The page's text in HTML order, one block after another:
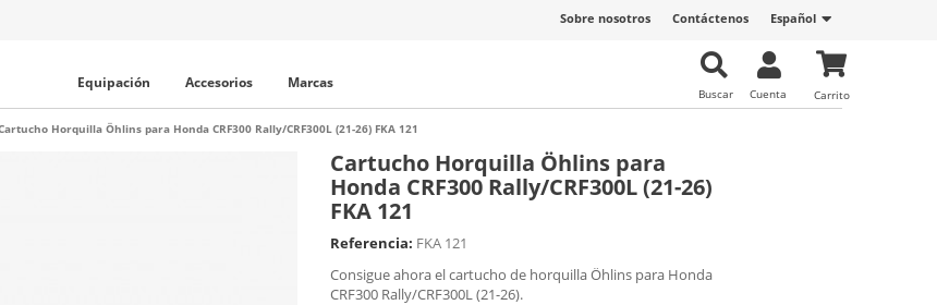
Español
Contáctenos
Sobre nosotros
Carrito
Cuenta
Buscar
Equipación Accesorios Marcas
Horquilla Öhlins para Honda CRF300 Rally/CRF300L (21-26) FKA 121
Cartucho Horquilla Öhlins para
Honda CRF300 Rally/CRF300L (21-26)
FKA 121
Referencia: FKA 121
Consigue ahora el cartucho de horquilla Öhlins para Honda
CRF300 Rally/CRF300L (21-26).